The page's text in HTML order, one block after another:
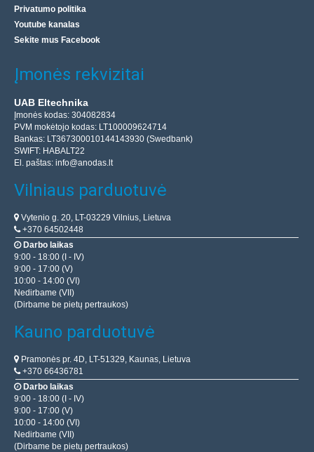
Privatumo politika
Youtube kanalas
Sekite mus Facebook
Įmonės rekvizitai
UAB Eltechnika
Įmonės kodas: 304082834
PVM mokėtojo kodas: LT100009624714
Bankas: LT367300010144143930 (Swedbank)
SWIFT: HABALT22
El. paštas: info@anodas.lt
Vilniaus parduotuvė
Vytenio g. 20, LT-03229 Vilnius, Lietuva
+370 64502448
Darbo laikas
9:00 - 18:00 (I - IV)
9:00 - 17:00 (V)
10:00 - 14:00 (VI)
Nedirbame (VII)
(Dirbame be pietų pertraukos)
Kauno parduotuvė
Pramonės pr. 4D, LT-51329, Kaunas, Lietuva
+370 66436781
Darbo laikas
9:00 - 18:00 (I - IV)
9:00 - 17:00 (V)
10:00 - 14:00 (VI)
Nedirbame (VII)
(Dirbame be pietų pertraukos)